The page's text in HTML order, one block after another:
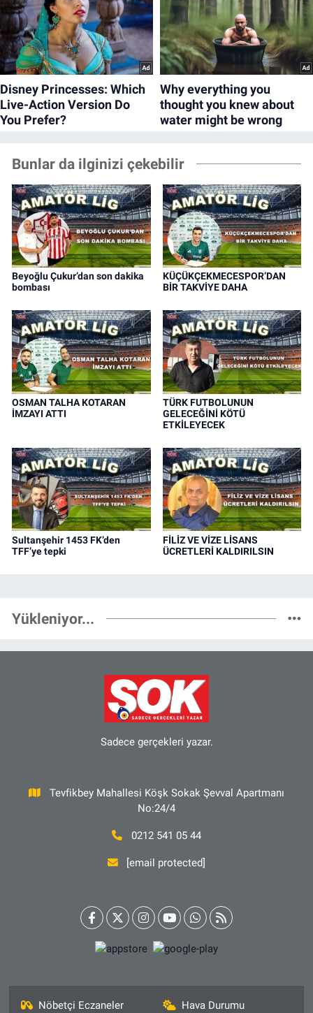
Bunlar da ilginizi çekebilir
Beyoğlu Çukur’dan son dakika
bombası
KÜÇÜKÇEKMECESPOR’DAN
BİR TAKVİYE DAHA
OSMAN TALHA KOTARAN
İMZAYI ATTI
TÜRK FUTBOLUNUN
GELECEĞİNİ KÖTÜ
ETKİLEYECEK
Sultanşehir 1453 FK’den
TFF’ye tepki
FİLİZ VE VİZE LİSANS
ÜCRETLERİ KALDIRILSIN
Yükleniyor...
Sadece gerçekleri yazar.
Tevfikbey Mahallesi Köşk Sokak Şevval Apartmanı
No:24/4
0212 541 05 44
[email protected]
Nöbetçi Eczaneler Hava Durumu